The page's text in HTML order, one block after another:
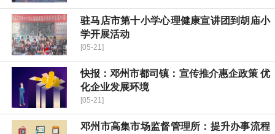
驻马店市第十小学心理健康宣讲团到胡庙小
学开展活动
[05-21]
快报：邓州市都司镇：宣传推介惠企政策 优
化企业发展环境
[05-21]
邓州市高集市场监督管理所：提升办事流程